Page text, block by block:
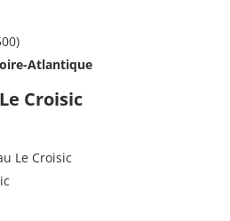
Atlantique
Croisic
Le Croisic